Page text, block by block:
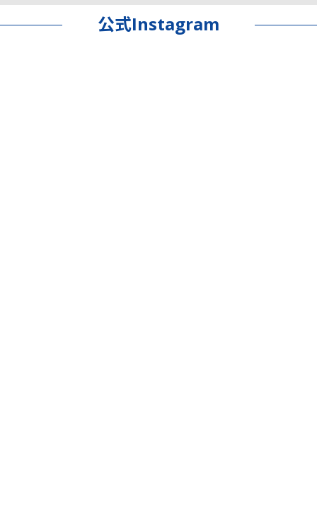
公式Instagram